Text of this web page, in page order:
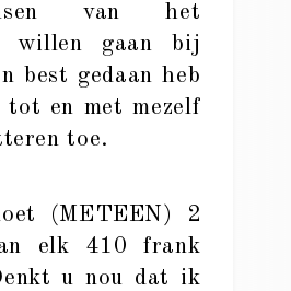
van het
willen gaan bij
best gedaan heb
tot en met mezelf
toe.
(METEEN) 2
elk 410 frank
u nou dat ik